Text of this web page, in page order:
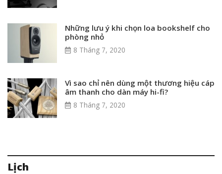
Những lưu ý khi chọn loa bookshelf cho
phòng nhỏ
8 Tháng 7, 2020
Vì sao chỉ nên dùng một thương hiệu cáp
âm thanh cho dàn máy hi-fi?
8 Tháng 7, 2020
Lịch